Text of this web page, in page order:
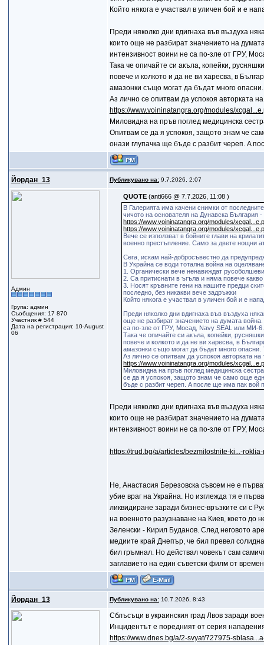
Който някога е участвал в уличен бой и е
Преди няколко дни вдигнаха във въздуха
които още не разбират значението на
интензивност воини не са по-зле от ГРУ,
Така че опичайте си акъла, копейки,
повече и колкото и да не ви харесва, в
амазонки също могат да бъдат много
Аз лично се опитвам да успокоя авторката
https://www.voininatangra.org/modules/
Миловидна на пръв поглед медицинска
Опитвам се да я успокоя, защото знам че
онази глупачка ще бъде с разбит череп. A
Йордан_13 Публикувано на:9.7.2026, 2:07
Админ
Група: админ
Съобщения: 17 870
Участник # 544
Дата на регистрация: 10-August
06
QUOTE (anti666 @ 7.7.2026, 11:08 )
В Галерията има качени снимки от
чичото на основателя на Дунавска България
https://www.voininatangra.org/modules/
https://www.voininatangra.org/modules/
Вече се използват в бойните глави на
военно престъпление. Само за двете нощни
Сега, искам най-добросъвестно да
В Украйна се води тотална война на
1. Органически вече ненавиждат
2. Са притиснати в ъгъла и няма повече какво
3. Носят кръвните гени на нашите предци
последно, без никакви вече задръжки
Който някога е участвал в уличен бой и е
Преди няколко дни вдигнаха във въздуха
още не разбират значението на думата
са по-зле от ГРУ, Мосад, Navy SEAL или МИ-6.
Така че опичайте си акъла, копейки,
повече и колкото и да не ви харесва, в
амазонки също могат да бъдат много
Аз лично се опитвам да успокоя авторката
https://www.voininatangra.org/modules/
Миловидна на пръв поглед медицинска
се да я успокоя, защото знам че само още
бъде с разбит череп. A после ще има пак
Преди няколко дни вдигнаха във въздуха
които още не разбират значението на
интензивност воини не са по-зле от ГРУ,
https://trud.bg/a/articles/bezmilostnite-ki...-
Не, Анастасия Березовска съвсем не е
убие враг на Украйна. Но изглежда тя е
ликвидиране заради бизнес-връзките си с
на военното разузнаване на Киев, което
Зеленски - Кирил Буданов. След неговото
медиите край Днепър, че бил превел
бил гръмнал. Но действал човекът сам
заглавието на един съветски филм от
Йордан_13 Публикувано на:10.7.2026, 8:43
Сблъсъци в украинския град Лвов заради
Инцидентът е поредният от серия
https://www.dnes.bg/a/2-svyat/727975-